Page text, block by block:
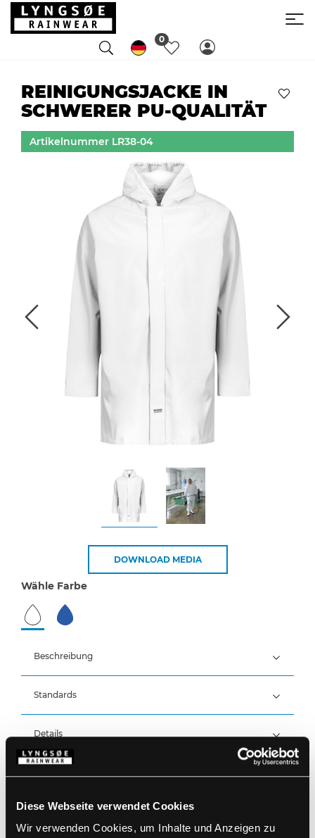
Diese Webseite verwendet Cookies
Wir verwenden Cookies, um Inhalte und Anzeigen zu
0
REINIGUNGSJACKE IN
SCHWERER PU-QUALITÄT
Artikelnummer LR38-04
DOWNLOAD MEDIA
Wähle Farbe
Beschreibung
100% Polyamid, PU-Beschichtung, 240 g/m²
Wind- und wasserdicht
Öl- und kältebeständig
Standards
Details
Feste Kapuze mit Gummizug
Druckknopfverschluss
Bei 95 Grad waschbar
EAN: 5708217950853
Größentabelle